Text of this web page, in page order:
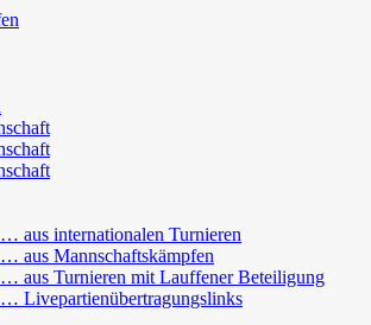
Lauffen
aus internationalen Turnieren
aus Mannschaftskämpfen
aus Turnieren mit Lauffener Beteiligung
Livepartienübertragungslinks